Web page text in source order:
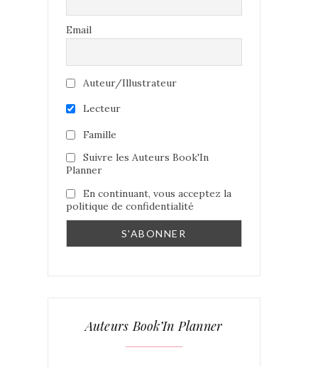
Email
Auteur/Illustrateur
Lecteur
Famille
Suivre les Auteurs Book'In
Planner
En continuant, vous acceptez la
politique de confidentialité
Auteurs Book’In Planner